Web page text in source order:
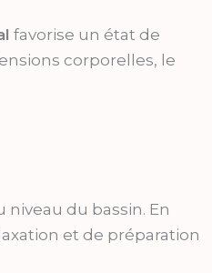
favorise un état de
corporelles, le
du bassin. En
et de préparation